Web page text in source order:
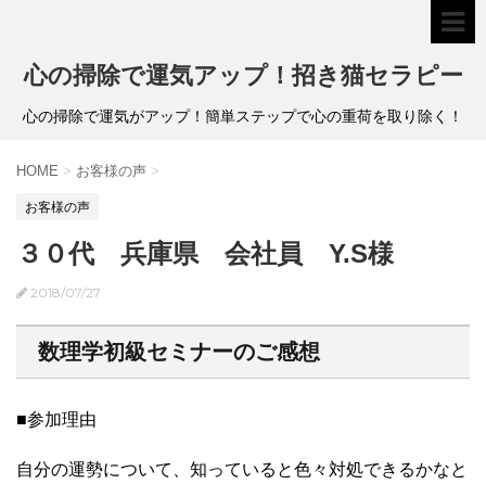
心の掃除で運気アップ！招き猫セラピー
心の掃除で運気がアップ！簡単ステップで心の重荷を取り除く！
HOME > お客様の声 >
お客様の声
３０代 兵庫県 会社員 Y.S様
2018/07/27
数理学初級セミナーのご感想
■参加理由
自分の運勢について、知っていると色々対処できるかなと